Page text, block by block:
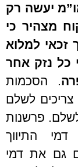
יעשה רק
מצהיר כי
זכאי למלוא
כל נזק אחר
. הסכמות
לשלם
פרשנות
התיווך
גם את דמי